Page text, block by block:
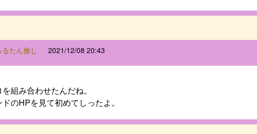
たん推し 2021/12/08 20:43
組み合わせたんだね。
のHPを見て初めてしったよ。